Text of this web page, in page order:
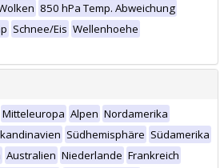
850 hPa Temp. Abweichung
Schnee/Eis Wellenhoehe
Mitteleuropa Alpen Nordamerika
Südhemisphäre Südamerika
Australien Niederlande Frankreich